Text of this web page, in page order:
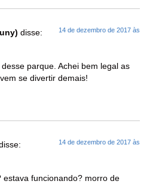
disse: 14 de dezembro de 2017 às
parque. Achei bem legal as
se divertir demais!
14 de dezembro de 2017 às
estava funcionando? morro de